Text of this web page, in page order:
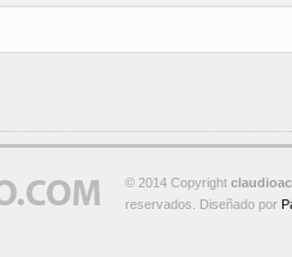
© 2014 Copyright
reservados. Diseñado por